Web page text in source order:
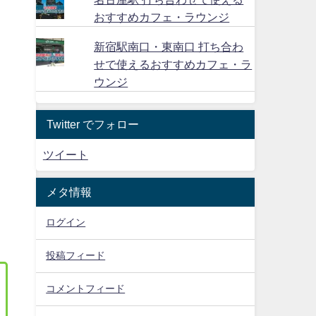
おすすめカフェ・ラウンジ
新宿駅南口・東南口 打ち合わ
せで使えるおすすめカフェ・ラ
ウンジ
Twitter でフォロー
ツイート
メタ情報
ログイン
投稿フィード
コメントフィード